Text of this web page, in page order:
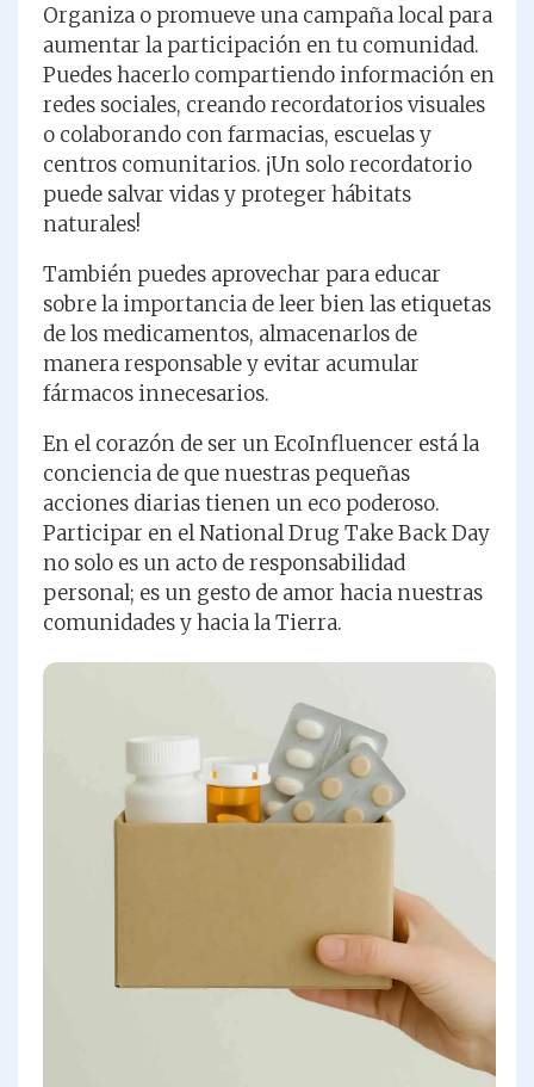
Organiza o promueve una campaña local para
aumentar la participación en tu comunidad.
Puedes hacerlo compartiendo información en
redes sociales, creando recordatorios visuales
o colaborando con farmacias, escuelas y
centros comunitarios. ¡Un solo recordatorio
puede salvar vidas y proteger hábitats
naturales!
También puedes aprovechar para educar
sobre la importancia de leer bien las etiquetas
de los medicamentos, almacenarlos de
manera responsable y evitar acumular
fármacos innecesarios.
En el corazón de ser un EcoInfluencer está la
conciencia de que nuestras pequeñas
acciones diarias tienen un eco poderoso.
Participar en el National Drug Take Back Day
no solo es un acto de responsabilidad
personal; es un gesto de amor hacia nuestras
comunidades y hacia la Tierra.